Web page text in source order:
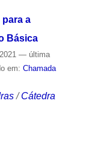
a
Básica
— última
em: Chamada
/ Cátedra